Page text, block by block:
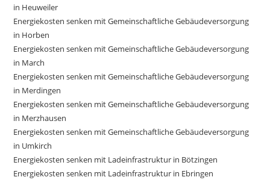
in Heuweiler
Energiekosten senken mit Gemeinschaftliche Gebäudeversorgung
in Horben
Energiekosten senken mit Gemeinschaftliche Gebäudeversorgung
in March
Energiekosten senken mit Gemeinschaftliche Gebäudeversorgung
in Merdingen
Energiekosten senken mit Gemeinschaftliche Gebäudeversorgung
in Merzhausen
Energiekosten senken mit Gemeinschaftliche Gebäudeversorgung
in Umkirch
Energiekosten senken mit Ladeinfrastruktur in Bötzingen
Energiekosten senken mit Ladeinfrastruktur in Ebringen